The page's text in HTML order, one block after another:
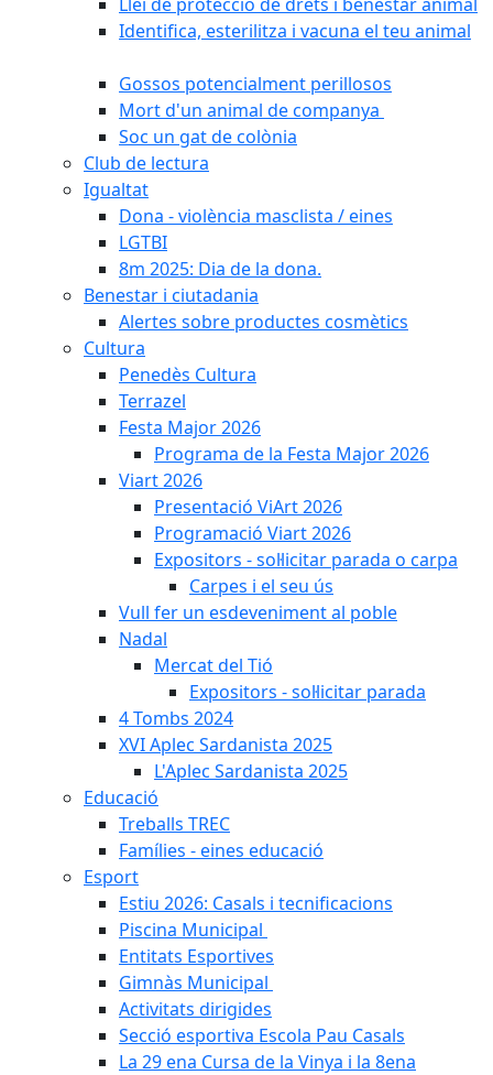
Identifica, esterilitza i vacuna el teu animal
Gossos potencialment perillosos
Mort d'un animal de companya
Soc un gat de colònia
Club de lectura
Igualtat
Dona - violència masclista / eines
LGTBI
8m 2025: Dia de la dona.
Benestar i ciutadania
Alertes sobre productes cosmètics
Cultura
Penedès Cultura
Terrazel
Festa Major 2026
Programa de la Festa Major 2026
Viart 2026
Presentació ViArt 2026
Programació Viart 2026
Expositors - sol·licitar parada o carpa
Carpes i el seu ús
Vull fer un esdeveniment al poble
Nadal
Mercat del Tió
Expositors - sol·licitar parada
4 Tombs 2024
XVI Aplec Sardanista 2025
L'Aplec Sardanista 2025
Educació
Treballs TREC
Famílies - eines educació
Esport
Estiu 2026: Casals i tecnificacions
Piscina Municipal
Entitats Esportives
Gimnàs Municipal
Activitats dirigides
Secció esportiva Escola Pau Casals
La 29 ena Cursa de la Vinya i la 8ena